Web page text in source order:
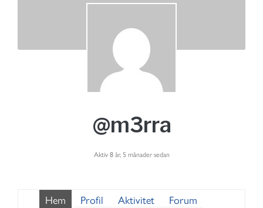
@m3rra
Aktiv 8 år, 5 månader sedan
Hem Profil Aktivitet
Forum